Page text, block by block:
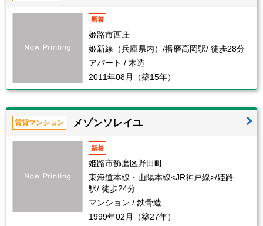
新着
姫路市西庄
姫新線（兵庫県内）/播磨高岡駅/ 徒歩28分
アパート / 木造
2011年08月（築15年）
賃貸マンション メゾンソレイユ
新着
姫路市飾磨区野田町
東海道本線・山陽本線<JR神戸線>/姫路
駅/ 徒歩24分
マンション / 鉄骨造
1999年02月（築27年）